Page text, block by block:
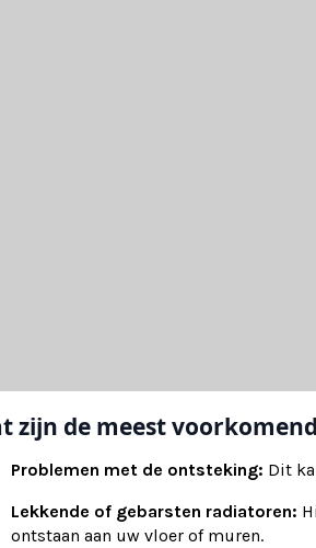
zijn de meest
Problemen met de ontsteking: Dit
Lekkende of gebarsten radiatoren:
ontstaan aan uw vloer of muren.